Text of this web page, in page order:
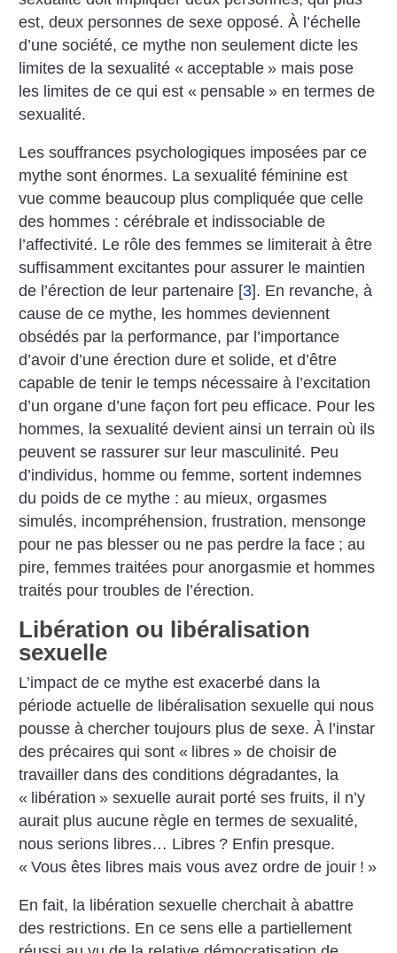
est, deux personnes de sexe opposé. À l’échelle
d’une société, ce mythe non seulement dicte les
limites de la sexualité « acceptable » mais pose
les limites de ce qui est « pensable » en termes de
sexualité.
Les souffrances psychologiques imposées par ce
mythe sont énormes. La sexualité féminine est
vue comme beaucoup plus compliquée que celle
des hommes : cérébrale et indissociable de
l’affectivité. Le rôle des femmes se limiterait à être
suffisamment excitantes pour assurer le maintien
de l’érection de leur partenaire [3]. En revanche, à
cause de ce mythe, les hommes deviennent
obsédés par la performance, par l’importance
d’avoir d’une érection dure et solide, et d’être
capable de tenir le temps nécessaire à l’excitation
d’un organe d’une façon fort peu efficace. Pour les
hommes, la sexualité devient ainsi un terrain où ils
peuvent se rassurer sur leur masculinité. Peu
d’individus, homme ou femme, sortent indemnes
du poids de ce mythe : au mieux, orgasmes
simulés, incompréhension, frustration, mensonge
pour ne pas blesser ou ne pas perdre la face ; au
pire, femmes traitées pour anorgasmie et hommes
traités pour troubles de l’érection.
Libération ou libéralisation
sexuelle
L’impact de ce mythe est exacerbé dans la
période actuelle de libéralisation sexuelle qui nous
pousse à chercher toujours plus de sexe. À l’instar
des précaires qui sont « libres » de choisir de
travailler dans des conditions dégradantes, la
« libération » sexuelle aurait porté ses fruits, il n’y
aurait plus aucune règle en termes de sexualité,
nous serions libres… Libres ? Enfin presque.
« Vous êtes libres mais vous avez ordre de jouir ! »
En fait, la libération sexuelle cherchait à abattre
des restrictions. En ce sens elle a partiellement